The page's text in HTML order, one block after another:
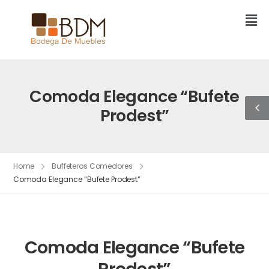
Comoda Elegance “Bufete
Prodest”
Home
Buffeteros Comedores
Comoda Elegance “Bufete Prodest”
Comoda Elegance “Bufete